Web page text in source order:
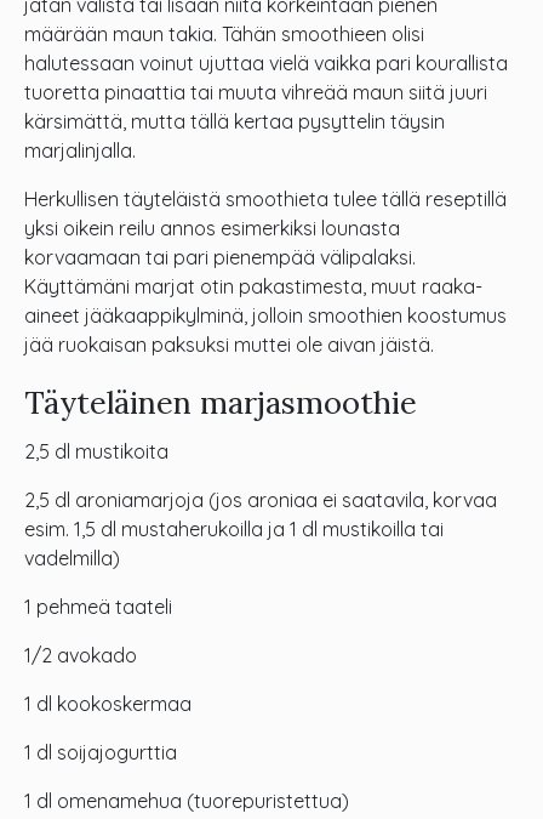
jätän välistä tai lisään niitä korkeintaan pienen
määrään maun takia. Tähän smoothieen olisi
halutessaan voinut ujuttaa vielä vaikka pari kourallista
tuoretta pinaattia tai muuta vihreää maun siitä juuri
kärsimättä, mutta tällä kertaa pysyttelin täysin
marjalinjalla.
Herkullisen täyteläistä smoothieta tulee tällä reseptillä
yksi oikein reilu annos esimerkiksi lounasta
korvaamaan tai pari pienempää välipalaksi.
Käyttämäni marjat otin pakastimesta, muut raaka-
aineet jääkaappikylminä, jolloin smoothien koostumus
jää ruokaisan paksuksi muttei ole aivan jäistä.
Täyteläinen marjasmoothie
2,5 dl mustikoita
2,5 dl aroniamarjoja (jos aroniaa ei saatavila, korvaa
esim. 1,5 dl mustaherukoilla ja 1 dl mustikoilla tai
vadelmilla)
1 pehmeä taateli
1/2 avokado
1 dl kookoskermaa
1 dl soijajogurttia
1 dl omenamehua (tuorepuristettua)